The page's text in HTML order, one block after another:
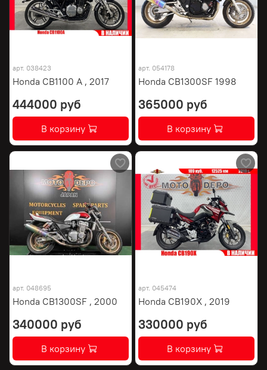
арт. 038423
Honda CB1100 A , 2017
444000 руб
В корзину
арт. 054178
Honda CB1300SF 1998
365000 руб
В корзину
арт. 048695
Honda CB1300SF , 2000
340000 руб
В корзину
арт. 045474
Honda CB190X , 2019
330000 руб
В корзину